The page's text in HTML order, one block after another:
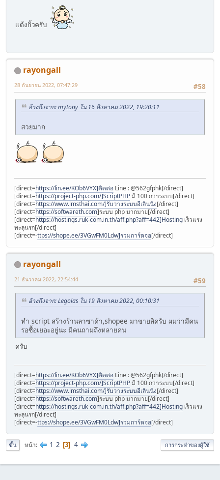
แต้งกิ้วครับ
rayongall
#58
28 กันยายน 2022, 07:47:29
อ้างถึงจาก: mytony ใน 16 สิงหาคม 2022, 19:20:11
สวยมาก
[direct=https://lin.ee/KOb6VYX]ติดต่อ Line : @562gfphk[/direct]
[direct=https://project-php.com/]ScriptPHPมี 100 กว่าระบบ[/direct]
[direct=https://www.lmsthai.com/]รับวางระบบอีเลินนิง[/direct]
[direct=https://softwareth.com]ระบบ php มากมาย[/direct]
[direct=https://hostings.ruk-com.in.th/aff.php?aff=442]Hosting เร็วแรง
ทะลุนรก[/direct]
[direct=-ttps://shope.ee/3VGwFM0Ldw]รวมการ์ดจอ[/direct]
rayongall
#59
21 ธันวาคม 2022, 22:54:44
อ้างถึงจาก: Legolas ใน 19 สิงหาคม 2022, 00:10:31
ทำ script สร้างร้านลาซาด้า,shopee มาขายสิครับ ผมว่ามีคน
รอซื้อเยอะอยู่นะ มีคนถามถึงหลายคน
ครับ
[direct=https://lin.ee/KOb6VYX]ติดต่อ Line : @562gfphk[/direct]
[direct=https://project-php.com/]ScriptPHPมี 100 กว่าระบบ[/direct]
[direct=https://www.lmsthai.com/]รับวางระบบอีเลินนิง[/direct]
[direct=https://softwareth.com]ระบบ php มากมาย[/direct]
[direct=https://hostings.ruk-com.in.th/aff.php?aff=442]Hosting เร็วแรง
ทะลุนรก[/direct]
[direct=-ttps://shope.ee/3VGwFM0Ldw]รวมการ์ดจอ[/direct]
ขึ้น หน้า 1 2 3 4 การกระทำของผู้ใช้